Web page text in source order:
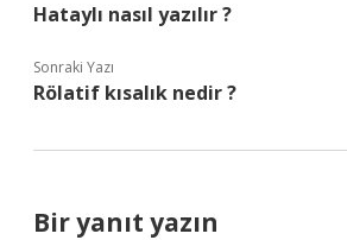
Hataylı nasıl yazılır ?
Sonraki Yazı
Rölatif kısalık nedir ?
Bir yanıt yazın